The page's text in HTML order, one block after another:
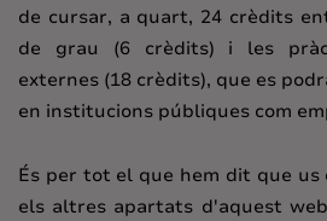
de cursar, a quart, 24 crèdits
de grau (6 crèdits) i les
externes (18 crèdits), que es
en institucions públiques com
És per tot el que hem dit que us
els altres apartats d'aquest